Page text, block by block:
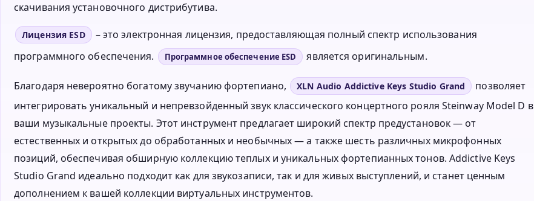
скачивания установочного дистрибутива.
Лицензия ESD
– это электронная лицензия, предоставляющая полный спектр использования
программного обеспечения.
Программное обеспечение ESD является оригинальным.
Благодаря невероятно богатому звучанию фортепиано, XLN Audio Addictive Keys Studio Grand
позволяет
интегрировать уникальный и непревзойденный звук классического концертного рояля Steinway Model D в
ваши музыкальные проекты. Этот инструмент предлагает широкий спектр предустановок — от
естественных и открытых до обработанных и необычных — а также шесть различных микрофонных
позиций, обеспечивая обширную коллекцию теплых и уникальных фортепианных тонов. Addictive Keys
Studio Grand идеально подходит как для звукозаписи, так и для живых выступлений, и станет ценным
дополнением к вашей коллекции виртуальных инструментов.